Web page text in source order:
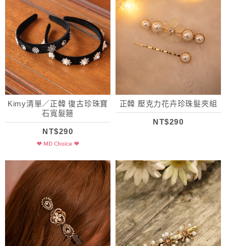
Kimy清單／正韓 復古珍珠寶
石寬髮箍
NT$290
正韓 壓克力花卉珍珠髮夾組
NT$290